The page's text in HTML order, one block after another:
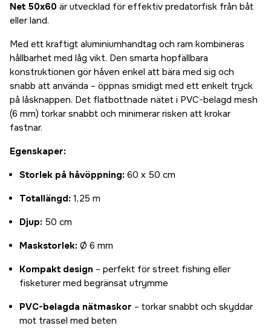
Net 50x60 är utvecklad för effektiv predatorfisk från båt
eller land.
Med ett kraftigt aluminiumhandtag och ram kombineras
hållbarhet med låg vikt. Den smarta hopfällbara
konstruktionen gör håven enkel att bära med sig och
snabb att använda – öppnas smidigt med ett enkelt tryck
på låsknappen. Det flatbottnade nätet i PVC-belagd mesh
(6 mm) torkar snabbt och minimerar risken att krokar
fastnar.
Egenskaper:
Storlek på håvöppning: 60 x 50 cm
Totallängd: 1,25 m
Djup: 50 cm
Maskstorlek: Ø 6 mm
Kompakt design – perfekt för street fishing eller
fisketurer med begränsat utrymme
PVC-belagda nätmaskor – torkar snabbt och skyddar
mot trassel med beten